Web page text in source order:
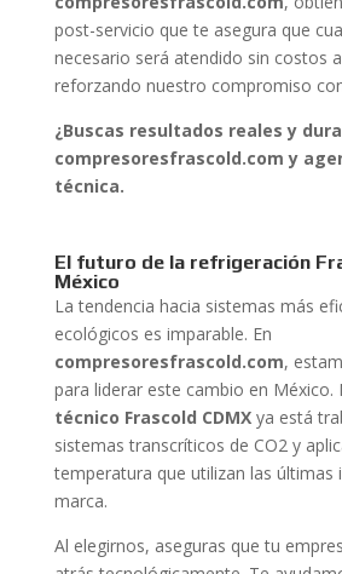
post-servicio que te asegura que
necesario será atendido sin costos
reforzando nuestro compromiso
¿Buscas resultados reales y
compresoresfrascold.com y
técnica.
El futuro de la refrigeración
México
La tendencia hacia sistemas más
ecológicos es imparable. En
compresoresfrascold.com,
para liderar este cambio en México.
técnico Frascold CDMXya está
sistemas transcríticos de CO2 y
temperatura que utilizan las últimas
marca.
Al elegirnos, aseguras que tu